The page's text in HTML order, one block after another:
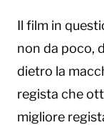
Il film in
non da poco,
dietro la
regista che
migliore